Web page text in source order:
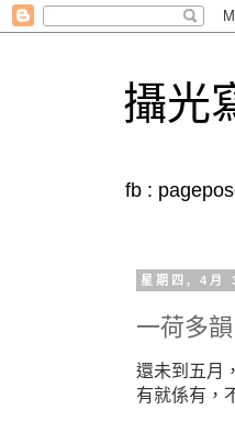
攝光
fb :
星期四, 4月
一荷多
還未到五月
有就係有，